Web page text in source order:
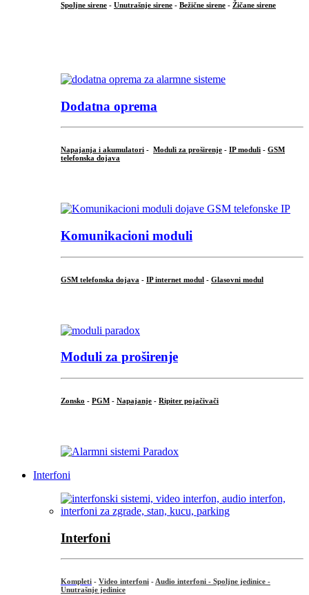
Spoljne sirene - Unutrašnje sirene - Bežične sirene - Žičane sirene
Dodatna oprema
Napajanja i akumulatori - Moduli za proširenje - IP moduli - GSM
telefonska dojava
Komunikacioni moduli
GSM telefonska dojava - IP internet modul - Glasovni modul
Moduli za proširenje
Zonsko - PGM - Napajanje - Ripiter pojačivači
Interfoni
Interfoni
Kompleti - Video interfoni - Audio interfoni - Spoljne jedinice -
Unutrašnje jedinice